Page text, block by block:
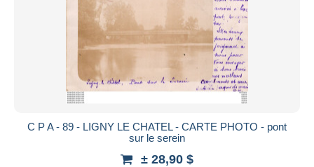
C P A - 89 - LIGNY LE CHATEL - CARTE PHOTO - pont
sur le serein
± 28,90 $